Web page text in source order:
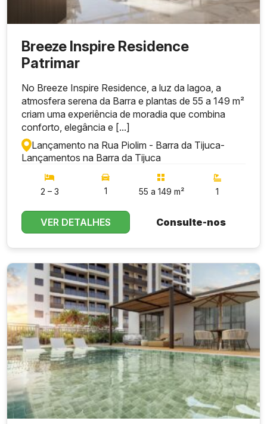
Breeze Inspire Residence
Patrimar
No Breeze Inspire Residence, a luz da lagoa, a
atmosfera serena da Barra e plantas de 55 a 149 m²
criam uma experiência de moradia que combina
conforto, elegância e [...]
Lançamento na Rua Piolim - Barra da Tijuca-
Lançamentos na Barra da Tijuca
2 – 3 1 55 a 149 m² 1
VER DETALHES Consulte-nos